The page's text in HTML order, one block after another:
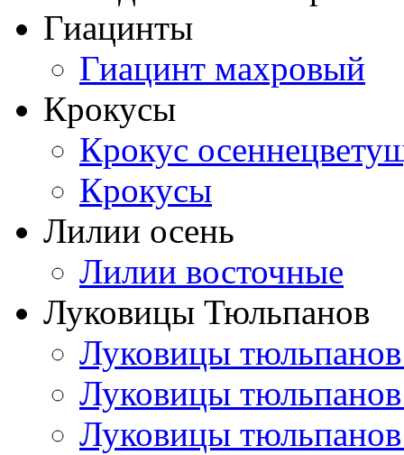
Гиацинты
Гиацинт махровый
Крокусы
Крокус
Крокусы
Лилии осень
Лилии восточные
Луковицы Тюльпанов
Луковицы
Луковицы
Луковицы